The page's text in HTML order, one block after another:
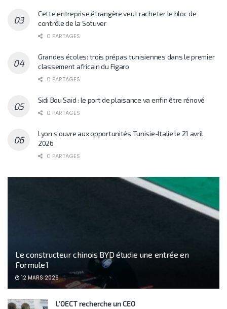
Cette entreprise étrangère veut racheter le bloc de
contrôle de la Sotuver
0 PARTAGES
Grandes écoles: trois prépas tunisiennes dans le premier
classement africain du Figaro
0 PARTAGES
Sidi Bou Saïd : le port de plaisance va enfin être rénové
0 PARTAGES
Lyon s’ouvre aux opportunités Tunisie-Italie le 21 avril
2026
0 PARTAGES
Le constructeur chinois BYD étudie une entrée en
Formule 1
12 MARS 2026
L’OECT recherche un CEO